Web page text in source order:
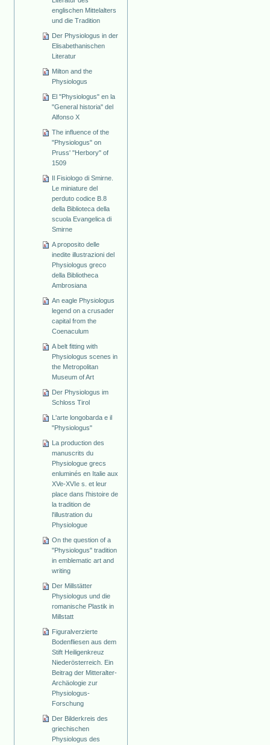
englischen Mittelalters
und die Tradition
Der Physiologus in der
Elisabethanischen
Literatur
Milton and the
Physiologus
El "Physiologus" en la
"General historia" del
Alfonso X
The influence of the
"Physiologus" on
Pruss' "Herbory" of
1509
Il Fisiologo di Smirne.
Le miniature del
perduto codice B.8
della Biblioteca della
scuola Evangelica di
Smirne
A proposito delle
inedite illustrazioni del
Physiologus greco
della Bibliotheca
Ambrosiana
An eagle Physiologus
legend on a crusader
capital from the
Coenaculum
A belt fitting with
Physiologus scenes in
the Metropolitan
Museum of Art
Der Physiologus im
Schloss Tirol
L'arte longobarda e il
"Physiologus"
La production des
manuscrits du
Physiologue grecs
enluminés en Italie aux
XVe-XVIe s. et leur
place dans l'histoire de
la tradition de
l'illustration du
Physiologue
On the question of a
"Physiologus" tradition
in emblematic art and
writing
Der Millstätter
Physiologus und die
romanische Plastik in
Millstatt
Figuralverzierte
Bodenfliesen aus dem
Stift Heiligenkreuz
Niederösterreich. Ein
Beitrag der Mitteralter-
Archäologie zur
Physiologus-
Forschung
Der Bilderkreis des
griechischen
Physiologus des